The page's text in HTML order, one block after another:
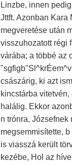
Linzbe, innen
Jttft. Azonban Kara
megveretése után
visszuhozatott régi
várába; a többé az
császárig, ki azt
kincstárba
halálig. Ekkor
n trónra, Józsefnek
megsemmisítette,
is viasszá került
kezébe, Hol az